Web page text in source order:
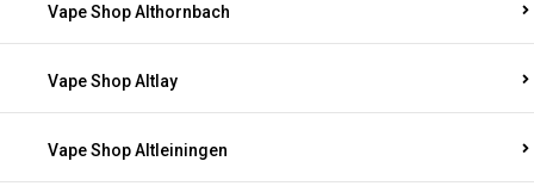
Vape Shop Althornbach
Vape Shop Altlay
Vape Shop Altleiningen